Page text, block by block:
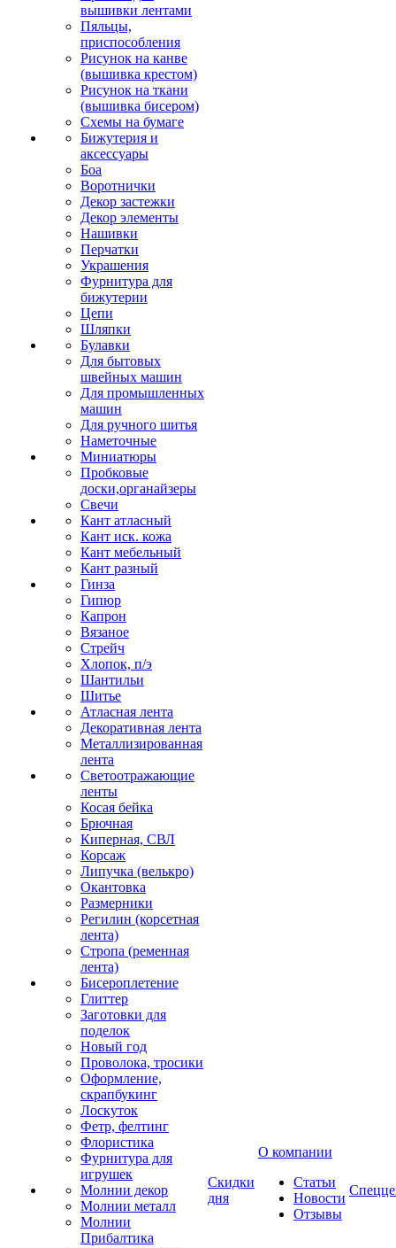
вышивки лентами
Пяльцы,
приспособления
Рисунок на канве
(вышивка крестом)
Рисунок на ткани
(вышивка бисером)
Схемы на бумаге
Бижутерия и
аксессуары
Боа
Воротнички
Декор застежки
Декор элементы
Нашивки
Перчатки
Украшения
Фурнитура для
бижутерии
Цепи
Шляпки
Булавки
Для бытовых
швейных машин
Для промышленных
машин
Для ручного шитья
Наметочные
Миниатюры
Пробковые
доски,органайзеры
Свечи
Кант атласный
Кант иск. кожа
Кант мебельный
Кант разный
Гинза
Гипюр
Капрон
Вязаное
Стрейч
Хлопок, п/э
Шантильи
Шитье
Атласная лента
Декоративная лента
Металлизированная
лента
Светоотражающие
ленты
Косая бейка
Брючная
Киперная, СВЛ
Корсаж
Липучка (велькро)
Окантовка
Размерники
Регилин (корсетная
лента)
Стропа (ременная
лента)
Бисероплетение
Глиттер
Заготовки для
поделок
Новый год
Проволока, тросики
Оформление,
скрапбукинг
Лоскуток
Фетр, фелтинг
Флористика
Фурнитура для
игрушек
Молнии декор
Молнии металл
Молнии
Прибалтика
Скидки
дня
О компании
Статьи
Новости
Отзывы